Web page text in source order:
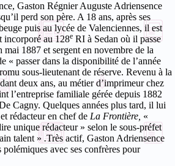
Gaston Régnier Auguste Adriensence
perd son père. A 18 ans, après ses
puis au lycée de Valenciennes, il est
incorporé au 128e RI à Sedan où il passe
mai 1887 et sergent en novembre de la
« passer dans la disponibilité de l’année
sous-lieutenant de réserve. Revenu à la
deux ans, au métier d’imprimeur chez
l’entreprise familiale gérée depuis 1882
Cagny. Quelques années plus tard, il lui
rédacteur en chef de La Frontière, «
unique rédacteur » selon le sous-préfet
talent » .Très actif, Gaston Adriensence
polémiques avec ses confrères pour